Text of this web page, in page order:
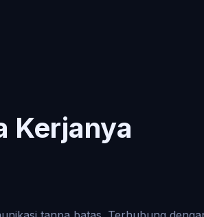
Kerjanya